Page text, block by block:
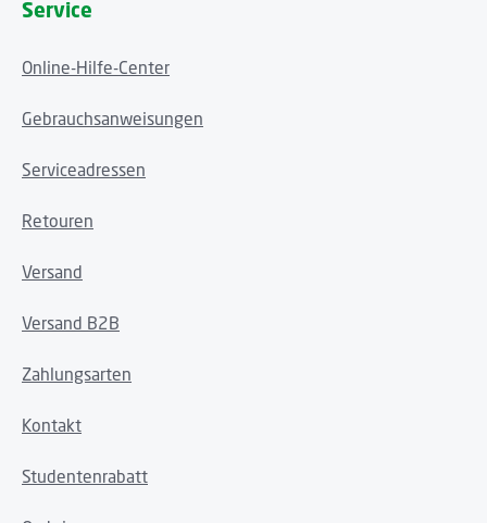
Service
Online-Hilfe-Center
Gebrauchsanweisungen
Serviceadressen
Retouren
Versand
Versand B2B
Zahlungsarten
Kontakt
Studentenrabatt